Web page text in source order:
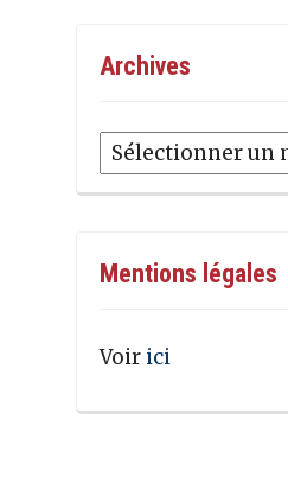
Archives
Archives
Mentions légales
Voir ici